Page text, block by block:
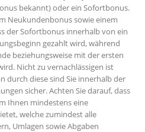
bekannt) oder ein Sofortbonus.
Neukundenbonus sowie einem
der Sofortbonus innerhalb von ein
gezahlt wird, während
beziehungsweise mit der ersten
Nicht zu vernachlässigen ist
durch diese sind Sie innerhalb der
sicher. Achten Sie darauf, dass
Ihnen mindestens eine
welche zumindest alle
Umlagen sowie Abgaben